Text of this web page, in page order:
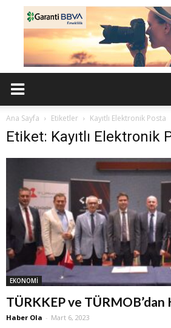
Ana Sayfa Etiketler Kayıtlı Elektronik Posta
Etiket: Kayıtlı Elektronik
EKONOMİ
TÜRKKEP ve TÜRMOB’dan
Haber Ola - Mart 6, 2023